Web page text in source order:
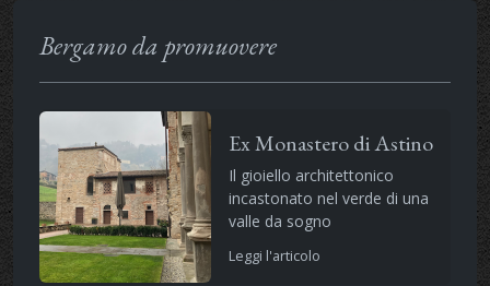
Bergamo da promuovere
Ex Monastero di Astino
Il gioiello architettonico
incastonato nel verde di una
valle da sogno
Leggi l'articolo